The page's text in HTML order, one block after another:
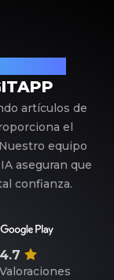
artículos de
el
equipo
aseguran que
confianza.
4.7
Valoraciones